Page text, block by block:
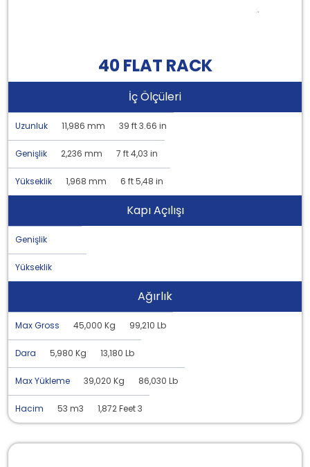
40 FLAT RACK
İç Ölçüleri
Uzunluk 11,986 mm 39 ft 3.66 in
Genişlik 2,236 mm 7 ft 4,03 in
Yükseklik 1,968 mm 6 ft 5,48 in
Kapı Açılışı
Genişlik
Yükseklik
Ağırlık
Max Gross 45,000 Kg 99,210 Lb
Dara 5,980 Kg 13,180 Lb
Max Yükleme 39,020 Kg 86,030 Lb
Hacim 53 m3 1,872 Feet 3